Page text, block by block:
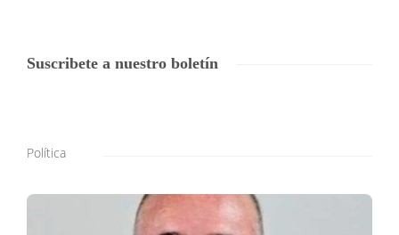
Suscribete a nuestro boletín
Política